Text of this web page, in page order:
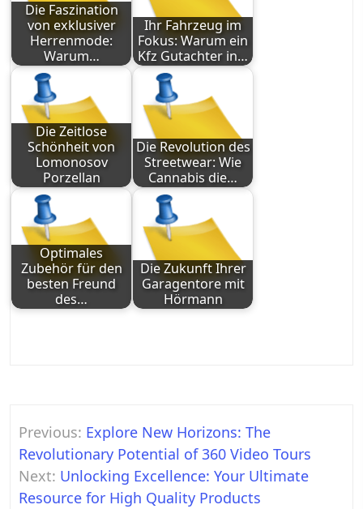
Die Faszination
von exklusiver
Herrenmode:
Warum…
Ihr Fahrzeug im
Fokus: Warum ein
Kfz Gutachter in…
Die Zeitlose
Schönheit von
Lomonosov
Porzellan
Die Revolution des
Streetwear: Wie
Cannabis die…
Optimales
Zubehör für den
besten Freund
des…
Die Zukunft Ihrer
Garagentore mit
Hörmann
Post
navigation
Previous: Explore New Horizons: The
Revolutionary Potential of 360 Video Tours
Next: Unlocking Excellence: Your Ultimate
Resource for High Quality Products